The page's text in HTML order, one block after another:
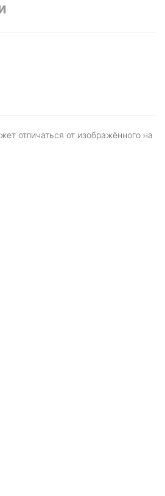
отличаться от изображённого на